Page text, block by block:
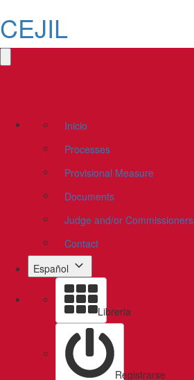
CEJIL
Inicio
Processes
Provisional Measure
Documents
Judge and/or Commissioners
Contact
Español
Libreria
Registrarse